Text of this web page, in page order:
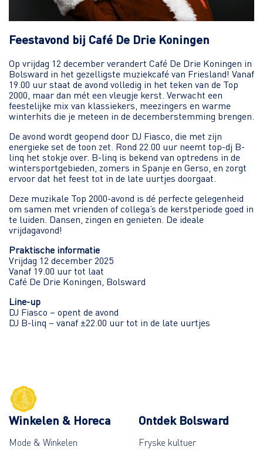
Feestavond bij Café De Drie Koningen
Op vrijdag 12 december verandert Café De Drie Koningen in
Bolsward in het gezelligste muziekcafé van Friesland! Vanaf
19.00 uur staat de avond volledig in het teken van de Top
2000, maar dan mét een vleugje kerst. Verwacht een
feestelijke mix van klassiekers, meezingers en warme
winterhits die je meteen in de decemberstemming brengen.
De avond wordt geopend door DJ Fiasco, die met zijn
energieke set de toon zet. Rond 22.00 uur neemt top-dj B-
linq het stokje over. B-linq is bekend van optredens in de
wintersportgebieden, zomers in Spanje en Gerso, en zorgt
ervoor dat het feest tot in de late uurtjes doorgaat.
Deze muzikale Top 2000-avond is dé perfecte gelegenheid
om samen met vrienden of collega’s de kerstperiode goed in
te luiden. Dansen, zingen en genieten. De ideale
vrijdagavond!
Praktische informatie
Vrijdag 12 december 2025
Vanaf 19.00 uur tot laat
Café De Drie Koningen, Bolsward
Line-up
DJ Fiasco – opent de avond
DJ B-linq – vanaf ±22.00 uur tot in de late uurtjes
Winkelen & Horeca
Mode & Winkelen
Ontdek Bolsward
Fryske kultuer